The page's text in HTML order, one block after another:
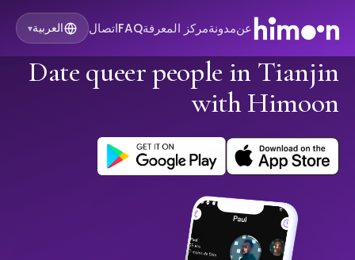
عنمدونةمركز المعرفةFAQاتصال العربية▾
Date queer people in Tianjin
with Himoon